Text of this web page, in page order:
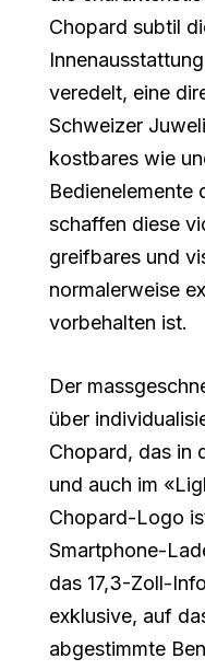
Chopard subtil
veredelt, eine
Schweizer
kostbares wie
Bedienelemente
schaffen diese
greifbares und
normalerweise
vorbehalten ist.
Der
über
Chopard, das in
und auch im
Chopard-Logo
Smartphone-
das 17,3-Zoll-
exklusive, auf
abgestimmte